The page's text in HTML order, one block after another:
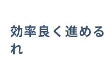
理想の車選びには
車を最適なタ
効率良く進め
れ